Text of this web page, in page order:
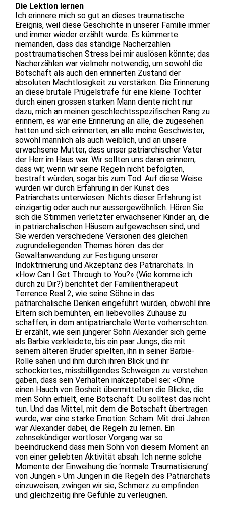
Die Lektion lernen
Ich erinnere mich so gut an dieses traumatische
Ereignis, weil diese Geschichte in unserer Familie immer
und immer wieder erzählt wurde. Es kümmerte
niemanden, dass das ständige Nacherzählen
posttraumatischen Stress bei mir auslösen könnte; das
Nacherzählen war vielmehr notwendig, um sowohl die
Botschaft als auch den erinnerten Zustand der
absoluten Machtlosigkeit zu verstärken. Die Erinnerung
an diese brutale Prügelstrafe für eine kleine Tochter
durch einen grossen starken Mann diente nicht nur
dazu, mich an meinen geschlechtsspezifischen Rang zu
erinnern, es war eine Erinnerung an alle, die zugesehen
hatten und sich erinnerten, an alle meine Geschwister,
sowohl männlich als auch weiblich, und an unsere
erwachsene Mutter, dass unser patriarchischer Vater
der Herr im Haus war. Wir sollten uns daran erinnern,
dass wir, wenn wir seine Regeln nicht befolgten,
bestraft würden, sogar bis zum Tod. Auf diese Weise
wurden wir durch Erfahrung in der Kunst des
Patriarchats unterwiesen. Nichts dieser Erfahrung ist
einzigartig oder auch nur aussergewöhnlich. Hören Sie
sich die Stimmen verletzter erwachsener Kinder an, die
in patriarchalischen Häusern aufgewachsen sind, und
Sie werden verschiedene Versionen des gleichen
zugrundeliegenden Themas hören: das der
Gewaltanwendung zur Festigung unserer
Indoktrinierung und Akzeptanz des Patriarchats. In
«How Can I Get Through to You?» (Wie komme ich
durch zu Dir?) berichtet der Familientherapeut
Terrence Real 2, wie seine Söhne in das
patriarchalische Denken eingeführt wurden, obwohl ihre
Eltern sich bemühten, ein liebevolles Zuhause zu
schaffen, in dem antipatriarchale Werte vorherrschten.
Er erzählt, wie sein jüngerer Sohn Alexander sich gerne
als Barbie verkleidete, bis ein paar Jungs, die mit
seinem älteren Bruder spielten, ihn in seiner Barbie-
Rolle sahen und ihm durch ihren Blick und ihr
schockiertes, missbilligendes Schweigen zu verstehen
gaben, dass sein Verhalten inakzeptabel sei: «Ohne
einen Hauch von Bosheit übermittelten die Blicke, die
mein Sohn erhielt, eine Botschaft: Du solltest das nicht
tun. Und das Mittel, mit dem die Botschaft übertragen
wurde, war eine starke Emotion: Scham. Mit drei Jahren
war Alexander dabei, die Regeln zu lernen. Ein
zehnsekündiger wortloser Vorgang war so
beeindruckend dass mein Sohn von diesem Moment an
von einer geliebten Aktivität absah. Ich nenne solche
Momente der Einweihung die ‘normale Traumatisierung’
von Jungen.» Um Jungen in die Regeln des Patriarchats
einzuweisen, zwingen wir sie, Schmerz zu empfinden
und gleichzeitig ihre Gefühle zu verleugnen.